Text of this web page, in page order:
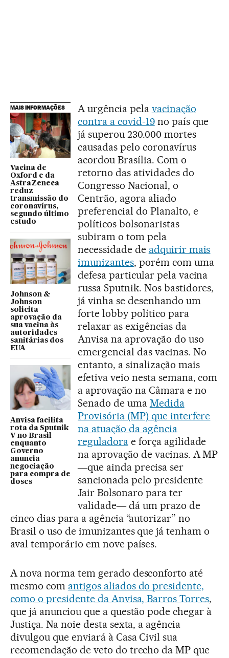
MAIS INFORMAÇÕES
Vacina de
Oxford e da
AstraZeneca
reduz
transmissão do
coronavírus,
segundo último
estudo
Johnson &
Johnson
solicita
aprovação da
sua vacina às
autoridades
sanitárias dos
EUA
Anvisa facilita
rota da Sputnik
V no Brasil
enquanto
Governo
anuncia
negociação
para compra de
doses
A urgência pela vacinação
contra a covid-19no país que
já superou 230.000 mortes
causadas pelo coronavírus
acordou Brasília. Com o
retorno das atividades do
Congresso Nacional, o
Centrão, agora aliado
preferencial do Planalto, e
políticos bolsonaristas
subiram o tom pela
necessidade de adquirir mais
imunizantes, porém com uma
defesa particular pela vacina
russa Sputnik. Nos bastidores,
já vinha se desenhando um
forte lobby político para
relaxar as exigências da
Anvisa na aprovação do uso
emergencial das vacinas. No
entanto, a sinalização mais
efetiva veio nesta semana, com
a aprovação na Câmara e no
Senado de uma Medida
Provisória (MP) que interfere
na atuação da agência
reguladorae força agilidade
na aprovação de vacinas. A MP
―que ainda precisa ser
sancionada pelo presidente
Jair Bolsonaro para ter
validade― dá um prazo de
cinco dias para a agência “autorizar” no
Brasil o uso de imunizantes que já tenham o
aval temporário em nove países.
A nova norma tem gerado desconforto até
mesmo com antigos aliados do presidente,
como o presidente da Anvisa, Barros Torres,
que já anunciou que a questão pode chegar à
Justiça. Na noie desta sexta, a agência
divulgou que enviará à Casa Civil sua
recomendação de veto do trecho da MP que